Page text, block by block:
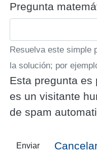
Pregunta
Resuelva este simple
la solución; por
Esta pregunta es
es un visitante
de spam
Enviar